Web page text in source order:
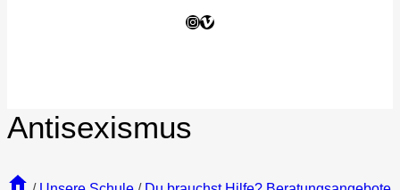
Instagram
Vimeo
Antisexismus